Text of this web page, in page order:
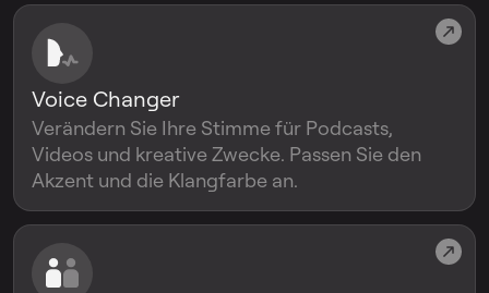
Voice Changer
Verändern Sie Ihre Stimme für Podcasts,
Videos und kreative Zwecke. Passen Sie den
Akzent und die Klangfarbe an.